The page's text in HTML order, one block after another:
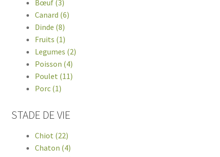
Bœuf (3)
Canard (6)
Dinde (8)
Fruits (1)
Legumes (2)
Poisson (4)
Poulet (11)
Porc (1)
STADE DE VIE
Chiot (22)
Chaton (4)